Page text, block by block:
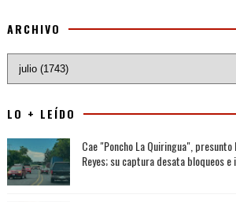
ARCHIVO
LO + LEÍDO
Cae "Poncho La Quiringua",
Reyes; su captura desata bloqueos e